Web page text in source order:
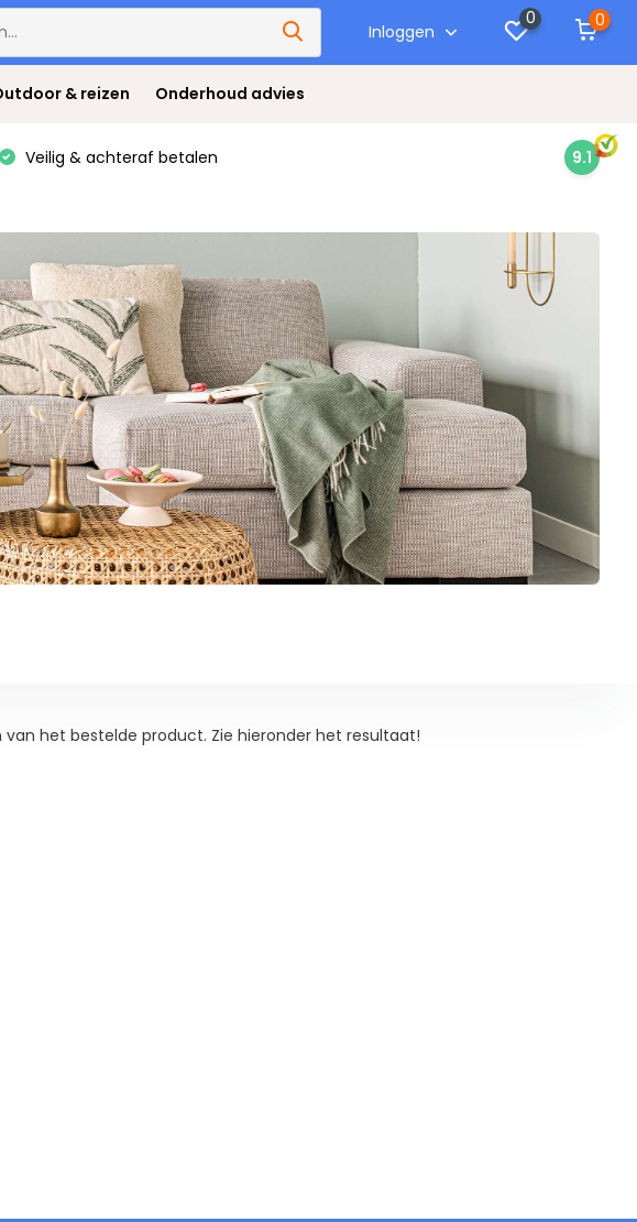
Inloggen
0 0
& reizen Onderhoud advies
Veilig & achteraf betalen 9.1
het bestelde product. Zie hieronder het resultaat!